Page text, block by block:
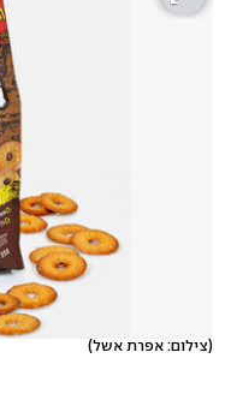
(צילום: אפרת אשל)